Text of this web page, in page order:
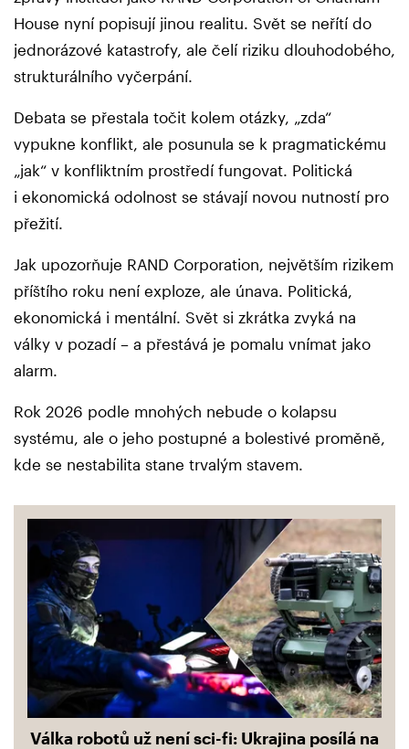
House nyní popisují jinou realitu. Svět se neřítí do
jednorázové katastrofy, ale čelí riziku dlouhodobého,
strukturálního vyčerpání.
Debata se přestala točit kolem otázky, „zda“
vypukne konflikt, ale posunula se k pragmatickému
„jak“ v konfliktním prostředí fungovat. Politická
i ekonomická odolnost se stávají novou nutností pro
přežití.
Jak upozorňuje RAND Corporation, největším rizikem
příštího roku není exploze, ale únava. Politická,
ekonomická i mentální. Svět si zkrátka zvyká na
války v pozadí – a přestává je pomalu vnímat jako
alarm.
Rok 2026 podle mnohých nebude o kolapsu
systému, ale o jeho postupné a bolestivé proměně,
kde se nestabilita stane trvalým stavem.
Válka robotů už není sci-fi: Ukrajina posílá na